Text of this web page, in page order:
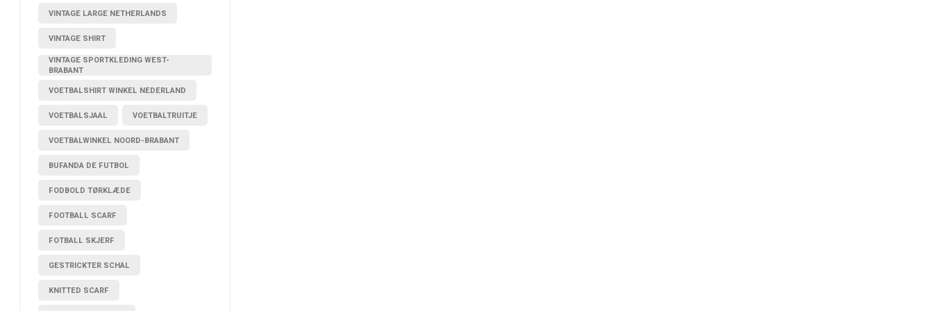
VINTAGE LARGE NETHERLANDS
VINTAGE SHIRT
VINTAGE SPORTKLEDING WEST-
BRABANT
VOETBALSHIRT WINKEL NEDERLAND
VOETBALSJAAL VOETBALTRUITJE
VOETBALWINKEL NOORD-BRABANT
BUFANDA DE FUTBOL
FODBOLD TØRKLÆDE
FOOTBALL SCARF
FOTBALL SKJERF
GESTRICKTER SCHAL
KNITTED SCARF